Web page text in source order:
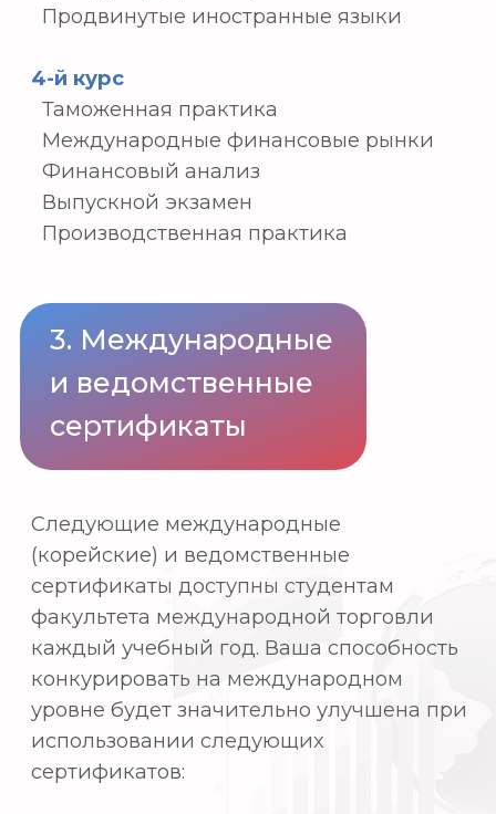
ведомственный опыт
Наш отдел предоставляет ряд
преимуществ и возможностей улучшить
ваше образование и перспективы
трудоустройства в сфере мировой
логистики, в том числе
Инициативы (спонсируемые
университетом), которые предлагают
обучение на рабочем месте,
образование.
специальности, связанные с
аспирантуру
Трудоустройство и обучение на
местах для корейских предприятий,
занимающихся торговлей.
Снижение стоимости обучения по
сравнению с другими учебными
внеклассных мероприятиях.
Бесплатные программы корейского
языка
стипендиальной программы